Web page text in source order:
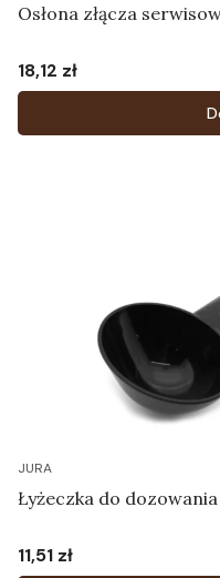
Osłona złącza
Cena
18,12 zł
JURA
Łyżeczka do
Cena
11,51 zł